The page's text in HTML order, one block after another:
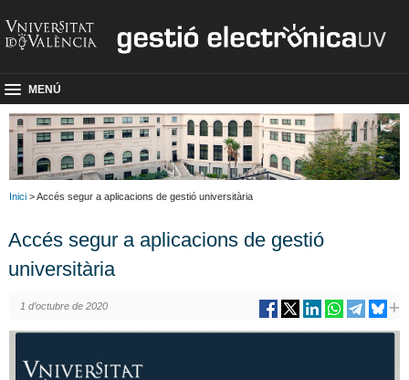
MENÚ
Inici > Accés segur a aplicacions de gestió universitària
Accés segur a aplicacions de gestió
universitària
1 d’octubre de 2020